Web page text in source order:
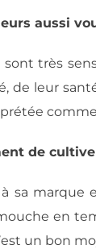
aussi
sont très
de leur
de
sa marque
en
un bon